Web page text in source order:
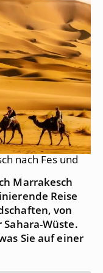
nach Fes und
Marrakesch
Reise
von
Wüste.
Sie auf einer